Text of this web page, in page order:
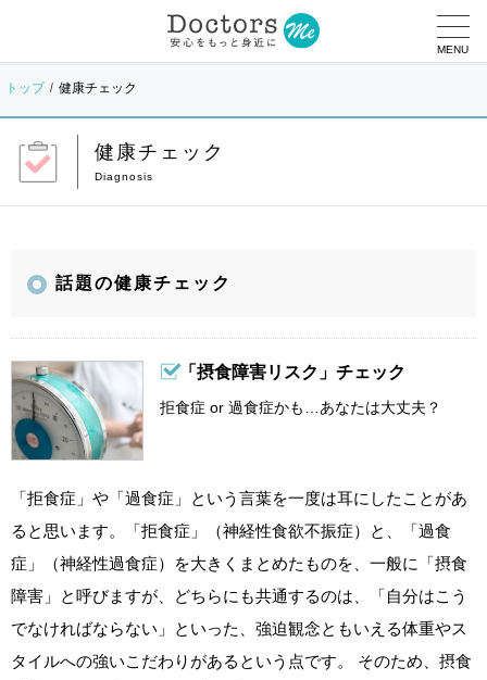
MENU
トップ 健康チェック
健康チェック
話題の健康チェック
「摂食障害リスク」チェック
拒食症 or 過食症かも…あなたは大丈夫？
「拒食症」や「過食症」という言葉を一度は耳にしたことがあ
ると思います。「拒食症」（神経性食欲不振症）と、「過食
症」（神経性過食症）を大きくまとめたものを、一般に「摂食
障害」と呼びますが、どちらにも共通するのは、「自分はこう
でなければならない」といった、強迫観念ともいえる体重やス
タイルへの強いこだわりがあるという点です。 そのため、摂食